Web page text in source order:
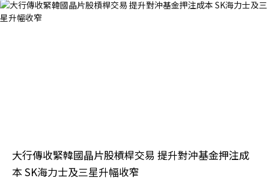
大行傳收緊韓國晶片股槓桿交易 提升對沖基金押注成
本 SK海力士及三星升幅收窄